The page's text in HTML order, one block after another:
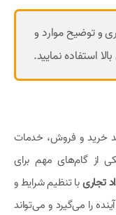
و توضیح موارد و
استفاده نمایید.
خرید و فروش، خدمات
از گام‌های مهم برای
تجاریبا تنظیم شرایط و
را می‌گیرد و می‌تواند